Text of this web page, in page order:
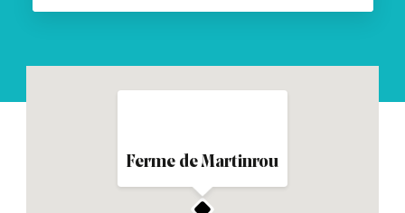
Ferme de Martinrou